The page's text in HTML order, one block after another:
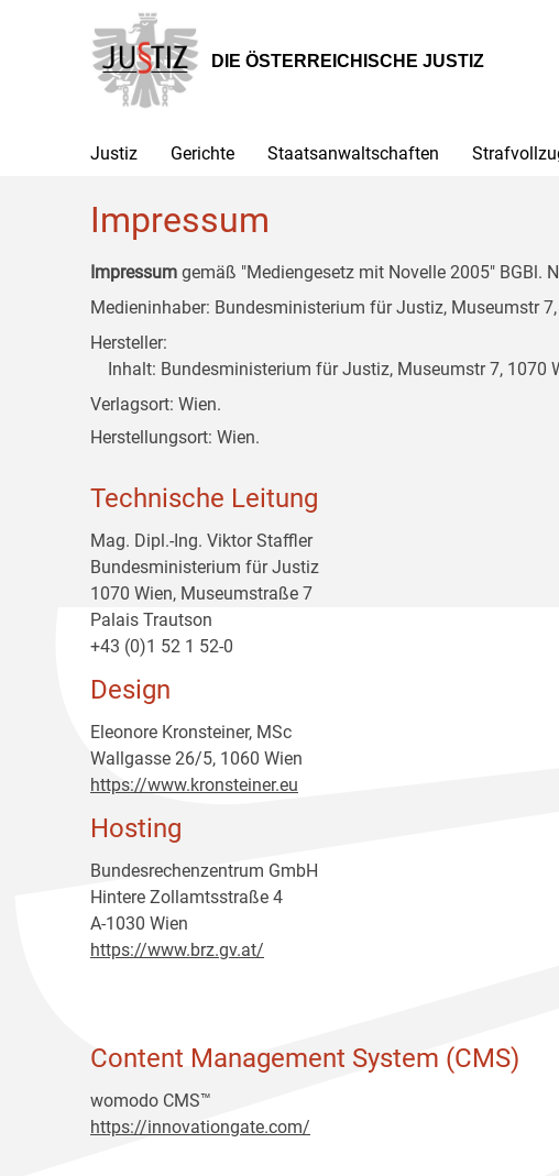
Hauptnavigation
[1]
Inhalt
[2]
Untermenü
[3]
DIE ÖSTERREICHISCHE JUSTIZ
Justiz Gerichte Staatsanwaltschaften
Impressum
Impressum gemäß "Mediengesetz mit Novelle 2005" BGBl.
Medieninhaber: Bundesministerium für Justiz, Museumstr 7,
Hersteller:
Inhalt: Bundesministerium für Justiz, Museumstr 7, 1070
Verlagsort: Wien.
Herstellungsort: Wien.
Technische Leitung
Mag. Dipl.-Ing. Viktor Staffler
Bundesministerium für Justiz
1070 Wien, Museumstraße 7
Palais Trautson
+43 (0)1 52 1 52-0
Design
Eleonore Kronsteiner, MSc
Wallgasse 26/5, 1060 Wien
https://www.kronsteiner.eu
Hosting
Bundesrechenzentrum GmbH
Hintere Zollamtsstraße 4
A-1030 Wien
https://www.brz.gv.at/
Content Management System (CMS)
womodo CMS™
https://innovationgate.com/